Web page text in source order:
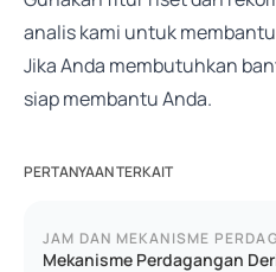
analis kami untuk
Jika Anda membutuhkan
siap membantu Anda.
PERTANYAAN TERKAIT
JAM DAN MEKANISME
Mekanisme Perdagangan